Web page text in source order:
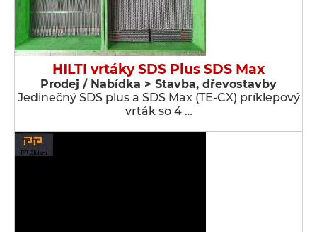
HILTI vrtáky SDS Plus SDS Max
Prodej / Nabídka > Stavba, dřevostavby
Jedinečný SDS plus a SDS Max (TE-CX) príklepový
vrták so 4 …